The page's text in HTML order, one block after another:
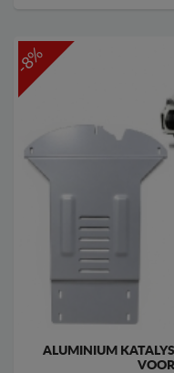
-8%
ALUMINIUM